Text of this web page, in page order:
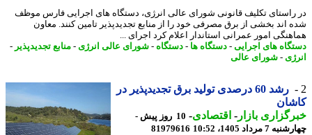
تکلیف قانونی شورای عالی انرژی، دستگاه های اجرایی فارس موظف
اند بخشی از برق مصرفی خود را از منابع تجدیدپذیر تامین کنند. معاون
امور عمرانی استاندار اعلام کرد اجرای ...
های اجرایی- دستگاه ها- دستگاه-شورای عالی انرژی-منابع تجدیدپذیر-
-شورای عالی
رشد 60 درصدی تولید برق تجدیدپذیر در
بازار- اقتصادی-
10 روز پیش -
مرداد 1405، 10:52
81979616